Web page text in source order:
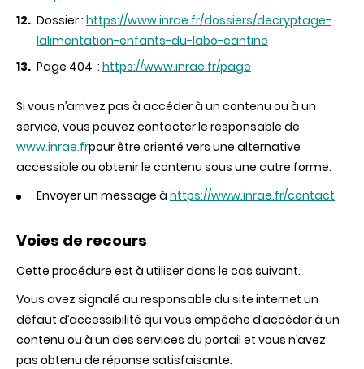
Dossier : https://www.inrae.fr/dossiers/decryptage-
lalimentation-enfants-du-labo-cantine
Page 404 : https://www.inrae.fr/page
Si vous n’arrivez pas à accéder à un contenu ou à un
service, vous pouvez contacter le responsable de
www.inrae.frpour être orienté vers une alternative
accessible ou obtenir le contenu sous une autre forme.
Envoyer un message à https://www.inrae.fr/contact
Voies de recours
Cette procédure est à utiliser dans le cas suivant.
Vous avez signalé au responsable du site internet un
défaut d’accessibilité qui vous empêche d’accéder à un
contenu ou à un des services du portail et vous n’avez
pas obtenu de réponse satisfaisante.